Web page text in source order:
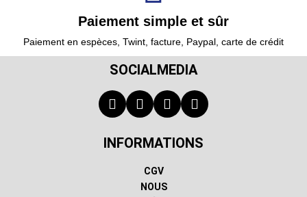
Paiement simple et sûr
Paiement en espèces, Twint, facture, Paypal, carte de crédit
SOCIALMEDIA
INFORMATIONS
CGV
NOUS